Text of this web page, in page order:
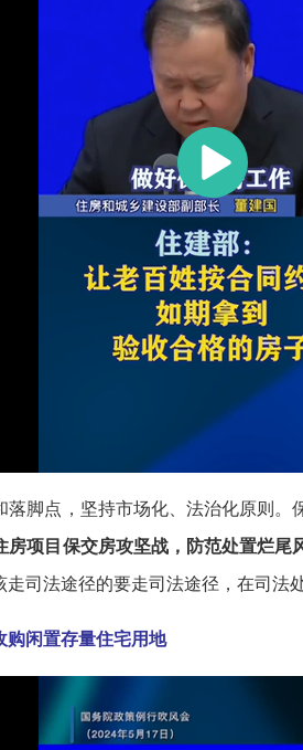
点，坚持市场化、法治化原则。
房项目保交房攻坚战，防范处置烂
司法途径的要走司法途径，在司法
购闲置存量住宅用地